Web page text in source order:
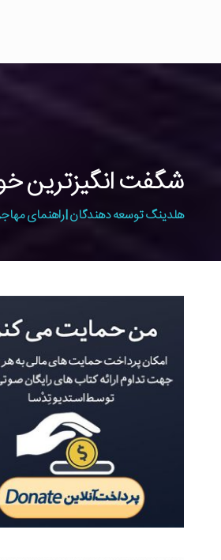
شگفت انگیزترین
هلدینگ توسعه دهندگان | راهنمای